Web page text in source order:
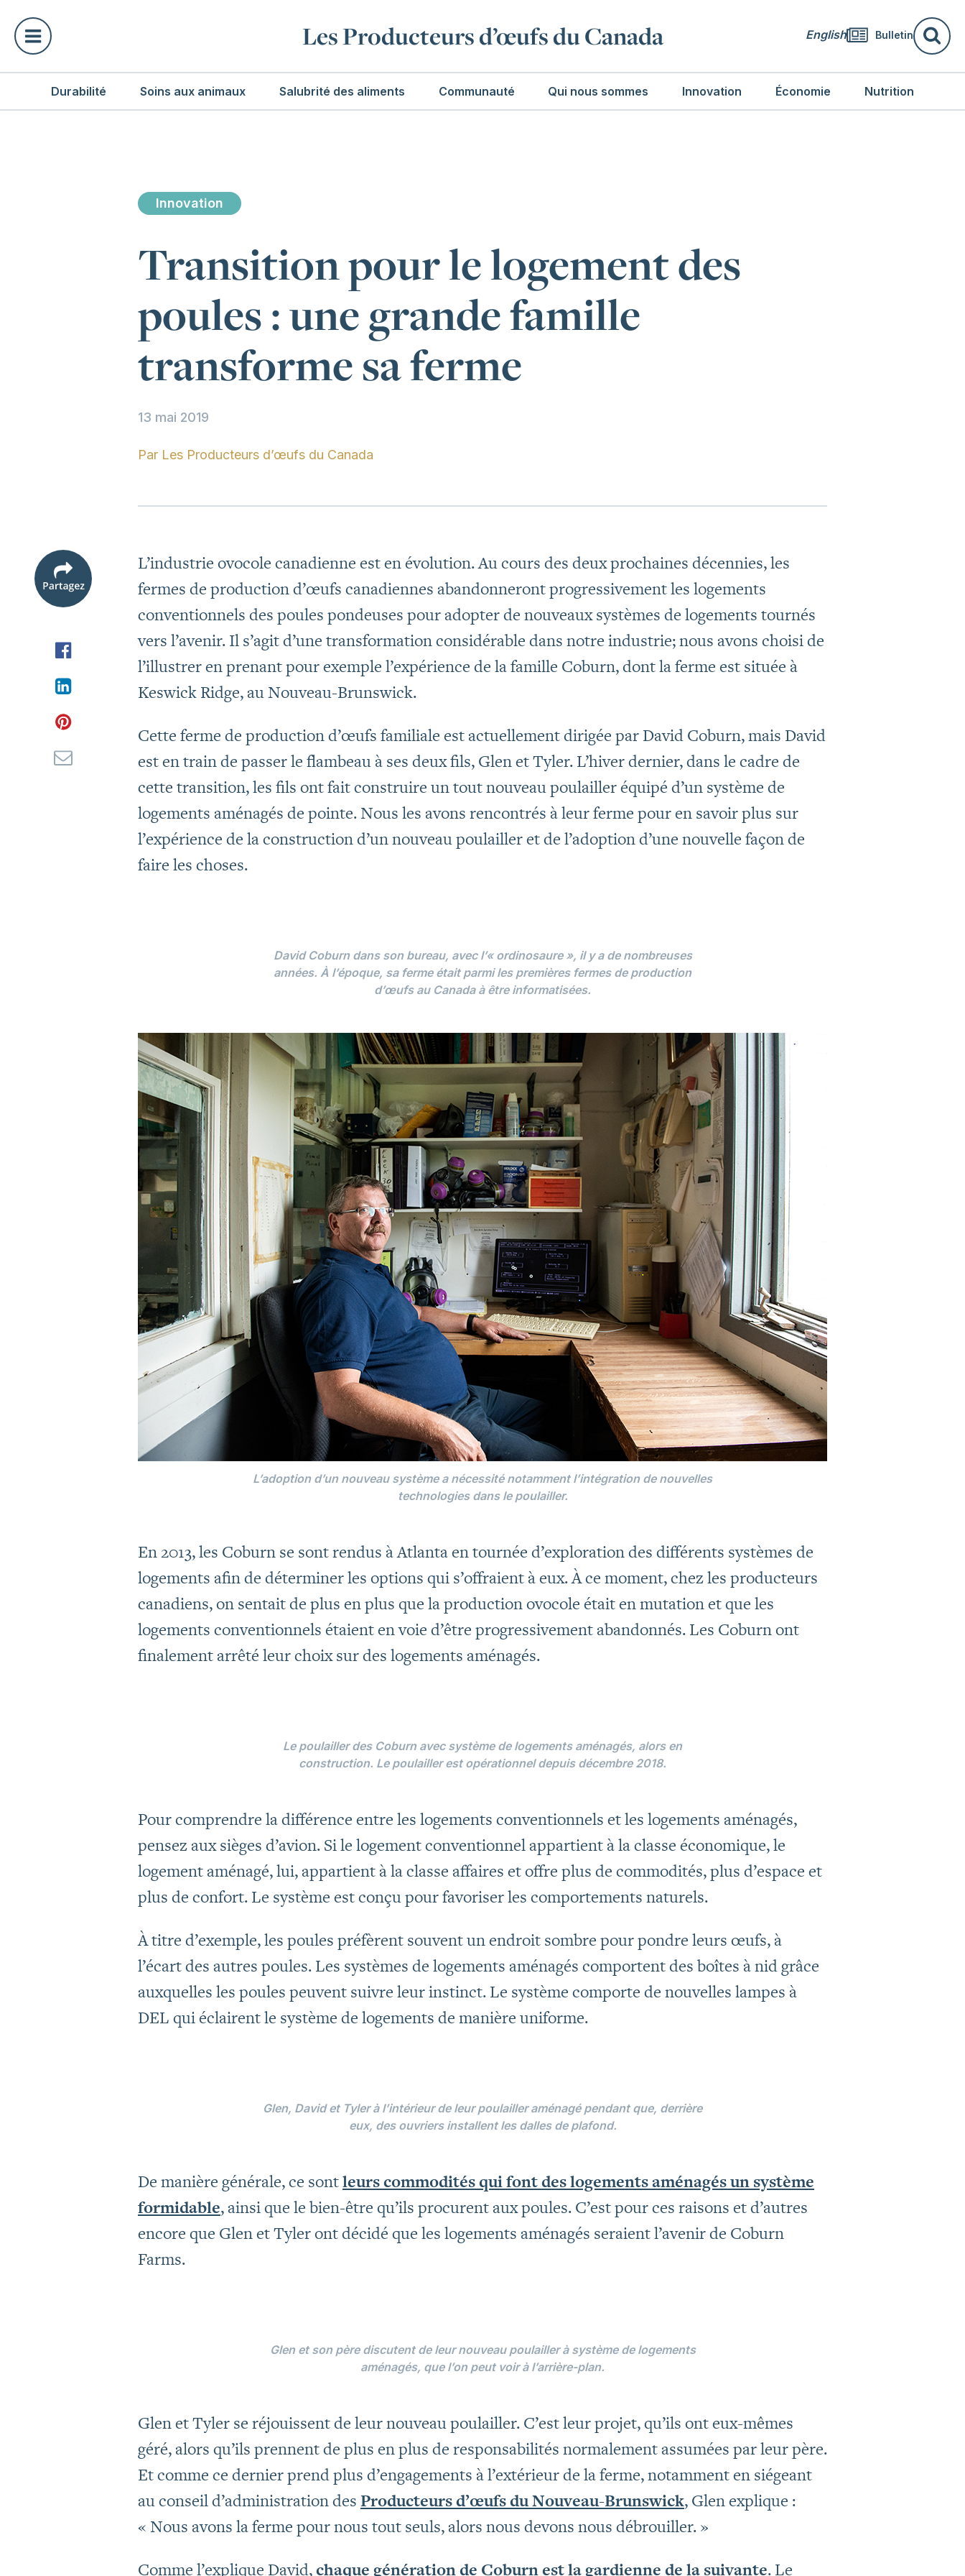
Les Producteurs d’œufs du Canada English Bulletin
Durabilité Soins aux animaux Salubrité des aliments Communauté Qui nous sommes Innovation Économie Nutrition
Innovation
Transition pour le logement des
poules : une grande famille
transforme sa ferme
13 mai 2019
Par Les Producteurs d’œufs du Canada
L’industrie ovocole canadienne est en évolution. Au cours des deux prochaines décennies, les
fermes de production d’œufs canadiennes abandonneront progressivement les logements
conventionnels des poules pondeuses pour adopter de nouveaux systèmes de logements tournés
vers l’avenir. Il s’agit d’une transformation considérable dans notre industrie; nous avons choisi de
l’illustrer en prenant pour exemple l’expérience de la famille Coburn, dont la ferme est située à
Keswick Ridge, au Nouveau-Brunswick.
Cette ferme de production d’œufs familiale est actuellement dirigée par David Coburn, mais David
est en train de passer le flambeau à ses deux fils, Glen et Tyler. L’hiver dernier, dans le cadre de
cette transition, les fils ont fait construire un tout nouveau poulailler équipé d’un système de
logements aménagés de pointe. Nous les avons rencontrés à leur ferme pour en savoir plus sur
l’expérience de la construction d’un nouveau poulailler et de l’adoption d’une nouvelle façon de
faire les choses.
David Coburn dans son bureau, avec l’« ordinosaure », il y a de nombreuses
années. À l’époque, sa ferme était parmi les premières fermes de production
d’œufs au Canada à être informatisées.
L’adoption d’un nouveau système a nécessité notamment l’intégration de nouvelles
technologies dans le poulailler.
En 2013, les Coburn se sont rendus à Atlanta en tournée d’exploration des différents systèmes de
logements afin de déterminer les options qui s’offraient à eux. À ce moment, chez les producteurs
canadiens, on sentait de plus en plus que la production ovocole était en mutation et que les
logements conventionnels étaient en voie d’être progressivement abandonnés. Les Coburn ont
finalement arrêté leur choix sur des logements aménagés.
Le poulailler des Coburn avec système de logements aménagés, alors en
construction. Le poulailler est opérationnel depuis décembre 2018.
Pour comprendre la différence entre les logements conventionnels et les logements aménagés,
pensez aux sièges d’avion. Si le logement conventionnel appartient à la classe économique, le
logement aménagé, lui, appartient à la classe affaires et offre plus de commodités, plus d’espace et
plus de confort. Le système est conçu pour favoriser les comportements naturels.
À titre d’exemple, les poules préfèrent souvent un endroit sombre pour pondre leurs œufs, à
l’écart des autres poules. Les systèmes de logements aménagés comportent des boîtes à nid grâce
auxquelles les poules peuvent suivre leur instinct. Le système comporte de nouvelles lampes à
DEL qui éclairent le système de logements de manière uniforme.
Glen, David et Tyler à l’intérieur de leur poulailler aménagé pendant que, derrière
eux, des ouvriers installent les dalles de plafond.
De manière générale, ce sontleurs commodités qui font des logements aménagés un système
formidable, ainsi que le bien-être qu’ils procurent aux poules. C’est pour ces raisons et d’autres
encore que Glen et Tyler ont décidé que les logements aménagés seraient l’avenir de Coburn
Farms.
Glen et son père discutent de leur nouveau poulailler à système de logements
aménagés, que l’on peut voir à l’arrière-plan.
Glen et Tyler se réjouissent de leur nouveau poulailler. C’est leur projet, qu’ils ont eux-mêmes
géré, alors qu’ils prennent de plus en plus de responsabilités normalement assumées par leur père.
Et comme ce dernier prend plus d’engagements à l’extérieur de la ferme, notamment en siégeant
au conseil d’administration des Producteurs d’œufs du Nouveau-Brunswick, Glen explique :
« Nous avons la ferme pour nous tout seuls, alors nous devons nous débrouiller. »
Comme l’explique David,chaque génération de Coburn est la gardienne de la suivante. Le